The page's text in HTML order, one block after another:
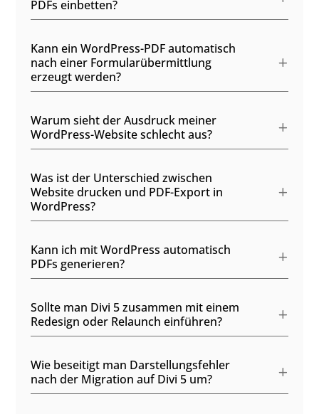
PDFs einbetten?
Kann ein WordPress-PDF automatisch
nach einer Formularübermittlung
erzeugt werden?
Warum sieht der Ausdruck meiner
WordPress-Website schlecht aus?
Was ist der Unterschied zwischen
Website drucken und PDF-Export in
WordPress?
Kann ich mit WordPress automatisch
PDFs generieren?
Sollte man Divi 5 zusammen mit einem
Redesign oder Relaunch einführen?
Wie beseitigt man Darstellungsfehler
nach der Migration auf Divi 5 um?